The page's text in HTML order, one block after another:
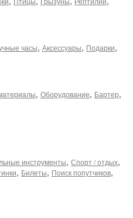
часы, Аксессуары, Подарки,
, Оборудование, Бартер,
инструменты, Спорт / отдых,
, Билеты, Поиск попутчиков,